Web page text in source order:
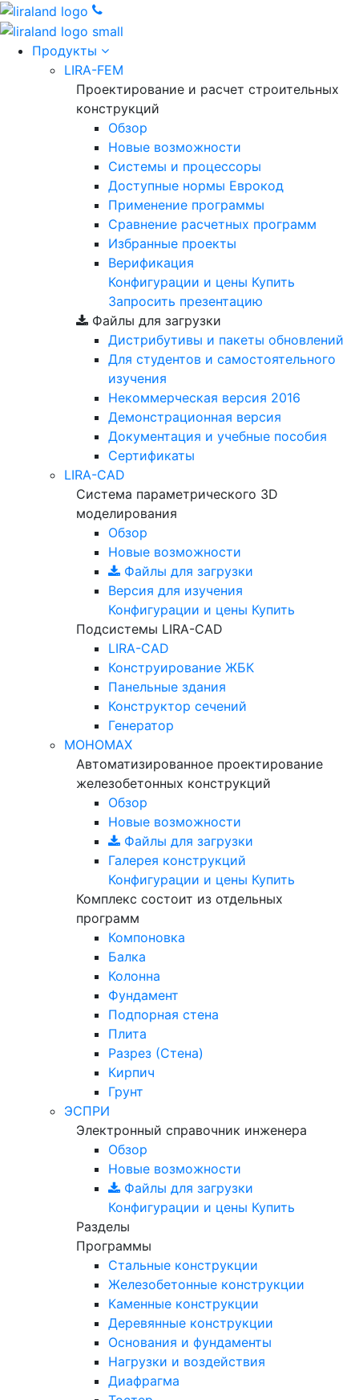
Продукты
LIRA-FEM
Проектирование и расчет строительных
конструкций
Обзор
Новые возможности
Cистемы и процессоры
Доступные нормы Еврокод
Применение программы
Сравнение расчетных программ
Избранные проекты
Верификация
Конфигурации и цены Купить
Запросить презентацию
Файлы для загрузки
Дистрибутивы и пакеты обновлений
Для студентов и самостоятельного
изучения
Некоммерческая версия 2016
Демонстрационная версия
Документация и учебные пособия
Сертификаты
LIRA-CAD
Система параметрического 3D
моделирования
Обзор
Новые возможности
Файлы для загрузки
Версия для изучения
Конфигурации и цены Купить
Подсистемы LIRA-CAD
LIRA-CAD
Конструирование ЖБК
Панельные здания
Конструктор сечений
Генератор
МОНОМАХ
Автоматизированное проектирование
железобетонных конструкций
Обзор
Новые возможности
Файлы для загрузки
Галерея конструкций
Конфигурации и цены Купить
Комплекс состоит из отдельных
программ
Компоновка
Балка
Колонна
Фундамент
Подпорная стена
Плита
Разрез (Стена)
Кирпич
Грунт
ЭСПРИ
Электронный справочник инженера
Обзор
Новые возможности
Файлы для загрузки
Конфигурации и цены Купить
Разделы
Программы
Стальные конструкции
Железобетонные конструкции
Каменные конструкции
Деревянные конструкции
Основания и фундаменты
Нагрузки и воздействия
Диафрагма